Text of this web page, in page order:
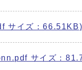
サイズ：66.51KB)
サイズ：